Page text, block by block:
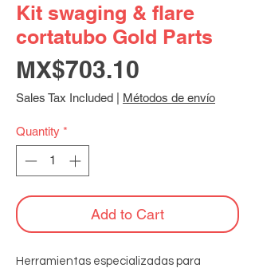
Kit swaging & flare
cortatubo Gold Parts
MX$703.10
Sales Tax Included Métodos de envío
Quantity *
Add to Cart
Herramientas especializadas para